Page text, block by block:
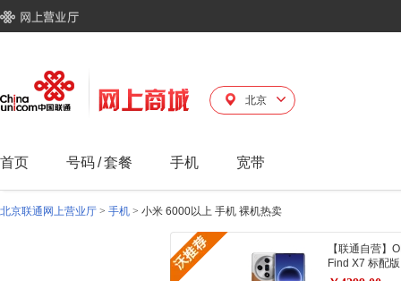
北京
首页 号码/套餐 手机 宽带
北京联通网上营业厅 > 手机 > 小米 6000以上 手机 裸机热卖
【联通自营】
Find X7 标配版